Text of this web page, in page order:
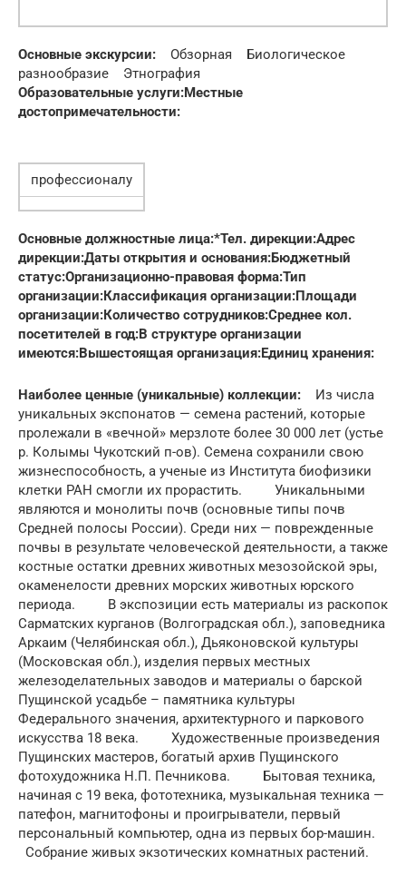
Основные экскурсии: Обзорная Биологическое
разнообразие Этнография
Образовательные услуги:Местные
достопримечательности:
профессионалу
Основные должностные лица:*Тел. дирекции:Адрес
дирекции:Даты открытия и основания:Бюджетный
статус:Организационно-правовая форма:Тип
организации:Классификация организации:Площади
организации:Количество сотрудников:Среднее кол.
посетителей в год:В структуре организации
имеются:Вышестоящая организация:Единиц хранения:
Наиболее ценные (уникальные) коллекции: Из числа
уникальных экспонатов — семена растений, которые
пролежали в «вечной» мерзлоте более 30 000 лет (устье
р. Колымы Чукотский п-ов). Семена сохранили свою
жизнеспособность, а ученые из Института биофизики
клетки РАН смогли их прорастить. Уникальными
являются и монолиты почв (основные типы почв
Средней полосы России). Среди них — поврежденные
почвы в результате человеческой деятельности, а также
костные остатки древних животных мезозойской эры,
окаменелости древних морских животных юрского
периода. В экспозиции есть материалы из раскопок
Сарматских курганов (Волгоградская обл.), заповедника
Аркаим (Челябинская обл.), Дьяконовской культуры
(Московская обл.), изделия первых местных
железоделательных заводов и материалы о барской
Пущинской усадьбе – памятника культуры
Федерального значения, архитектурного и паркового
искусства 18 века. Художественные произведения
Пущинских мастеров, богатый архив Пущинского
фотохудожника Н.П. Печникова. Бытовая техника,
начиная с 19 века, фототехника, музыкальная техника —
патефон, магнитофоны и проигрыватели, первый
персональный компьютер, одна из первых бор-машин.
Собрание живых экзотических комнатных растений.